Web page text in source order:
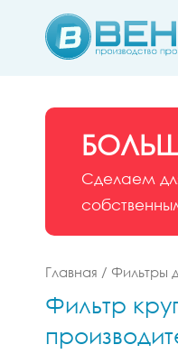
Сделаем
Главная / Фильтры
Фильтр